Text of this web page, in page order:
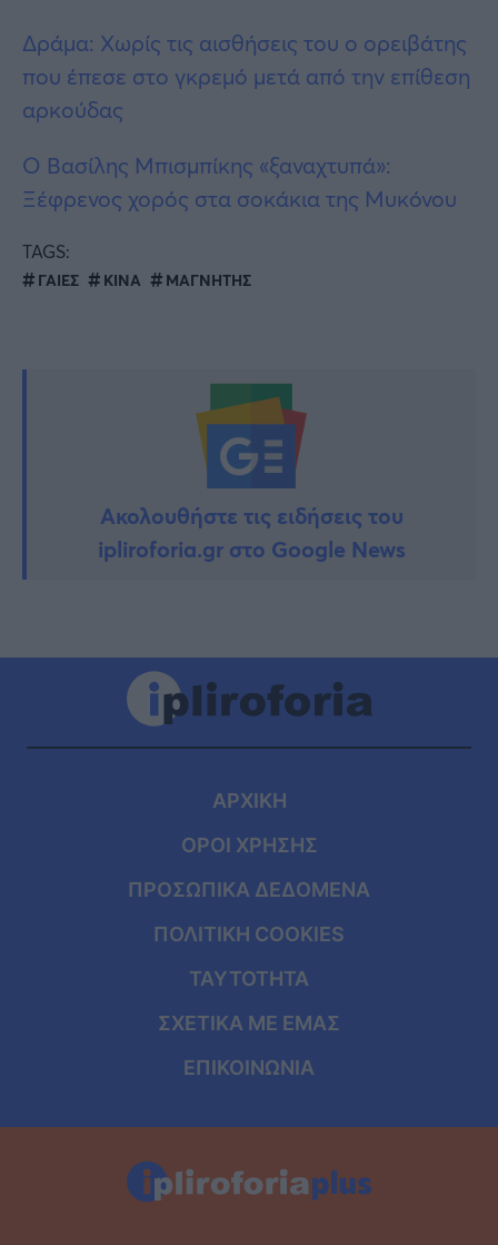
Δράμα: Χωρίς τις αισθήσεις του ο ορειβάτης
που έπεσε στο γκρεμό μετά από την επίθεση
αρκούδας
Ο Βασίλης Μπισμπίκης «ξαναχτυπά»:
Ξέφρενος χορός στα σοκάκια της Μυκόνου
TAGS:
ΓΑΙΕΣ ΚΙΝΑ ΜΑΓΝΗΤΗΣ
Ακολουθήστε τις ειδήσεις του
ipliroforia.gr στο Google News
ΑΡΧΙΚΗ
ΟΡΟΙ ΧΡΗΣΗΣ
ΠΡΟΣΩΠΙΚΑ ΔΕΔΟΜΕΝΑ
ΠΟΛΙΤΙΚΗ COOKIES
ΤΑΥΤΟΤΗΤΑ
ΣΧΕΤΙΚΑ ΜΕ ΕΜΑΣ
ΕΠΙΚΟΙΝΩΝΙΑ